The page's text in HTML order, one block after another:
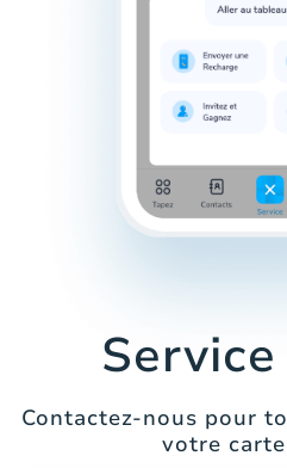
Contactez-nous pour
votre